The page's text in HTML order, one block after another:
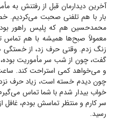
آخرین دیدارمان قبل از رفتنش به
بار با هم تلفنی صحبت می‌کردیم.
محمد‌حسین هم که پلیس راهور
معمولاً صبح‌ها همیشه با هم تماس
زنگ زدم. وقتی حرف زد، از
گفت، چون از شب سر مأموریت
و می‌خواهد کمی استراحت کند.
چون دیدم خسته است، زیاد حرف
خواب بیدار شدم با شما تماس
سر کارم و منتظر تماسش بودم،
رسید.